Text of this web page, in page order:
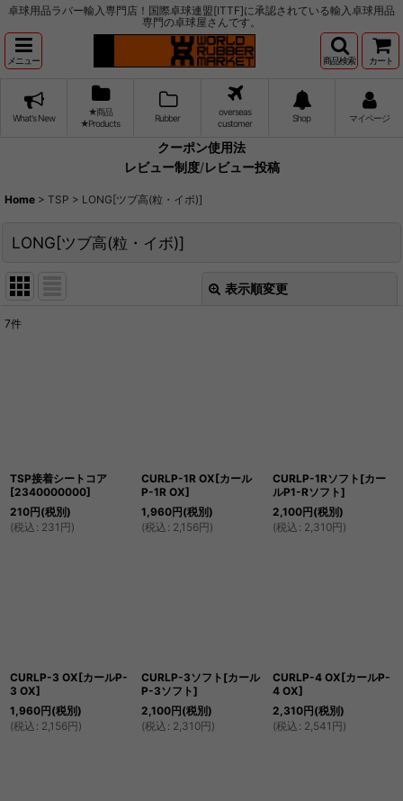
卓球用品ラバー輸入専門店！国際卓球連盟[ITTF]に承認されている輸入卓球用品
専門の卓球屋さんです。
メニュー 商品検索 カート
What's New
★商品
★Products
Rubber
overseas
customer
Shop マイページ
クーポン使用法
レビュー制度/レビュー投稿
Home > TSP > LONG[ツブ高(粒・イボ)]
LONG[ツブ高(粒・イボ)]
表示順変更
7件
TSP接着シートコア
[2340000000]
210円(税別)
(税込 : 231 円)
CURLP-1R OX[カール
P-1R OX]
1,960円(税別)
(税込 : 2,156円)
CURLP-1Rソフト[カー
ルP1-Rソフト]
2,100円(税別)
(税込 : 2,310円)
CURLP-3 OX[カールP-
3 OX]
1,960円(税別)
(税込 : 2,156円)
CURLP-3ソフト[カール
P-3ソフト]
2,100円(税別)
(税込 : 2,310円)
CURLP-4 OX[カールP-
4 OX]
2,310円(税別)
(税込 : 2,541 円)